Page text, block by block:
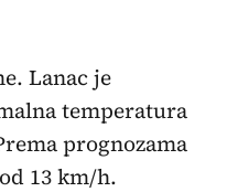
Lanac je
temperatura
prognozama
13 km/h.